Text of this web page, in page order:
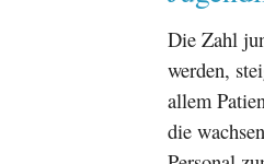
Die Zahl
werden,
allem
die